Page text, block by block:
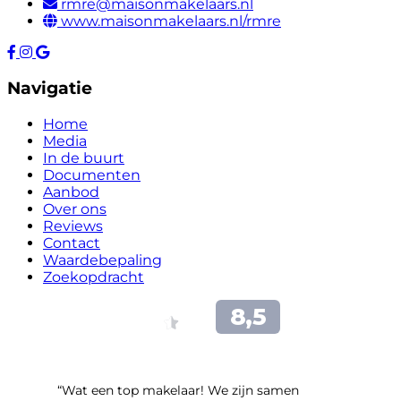
rmre@maisonmakelaars.nl
www.maisonmakelaars.nl/rmre
Navigatie
Home
Media
In de buurt
Documenten
Aanbod
Over ons
Reviews
Contact
Waardebepaling
Zoekopdracht
“Wat een top makelaar! We zijn samen